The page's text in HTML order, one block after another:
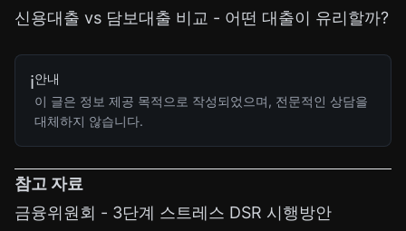
신용대출 vs 담보대출 비교 - 어떤 대출이 유리할까?
ℹ️안내
이 글은 정보 제공 목적으로 작성되었으며, 전문적인 상담을
대체하지 않습니다.
참고 자료
금융위원회 - 3단계 스트레스 DSR 시행방안